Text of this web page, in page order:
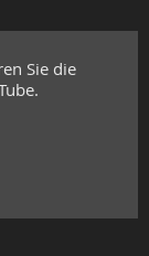
Sie die